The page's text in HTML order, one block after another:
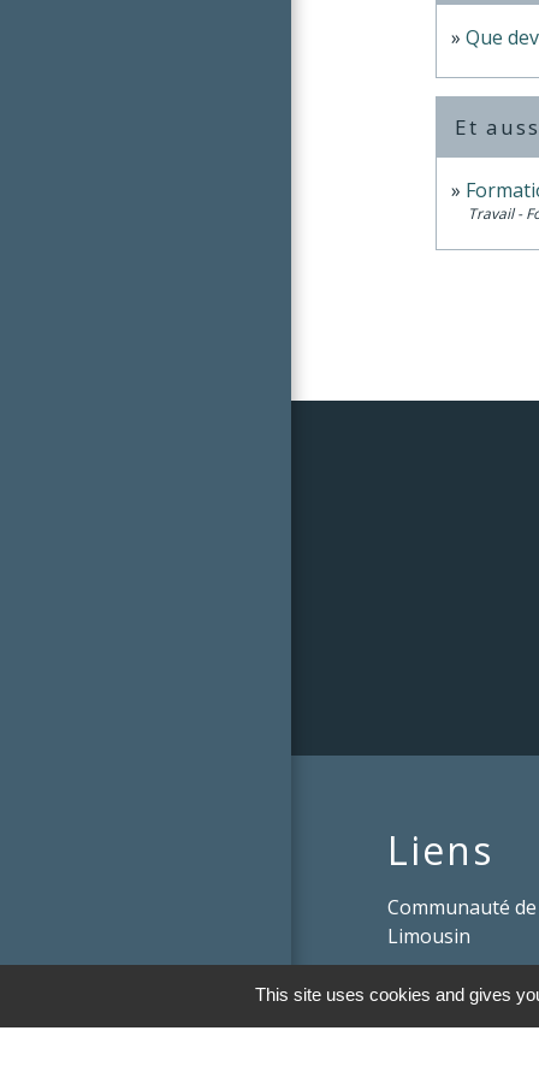
Que
Et
Travail -
Liens
Communauté
Limousin
Le tourisme en
Conservatoire
This site uses cookies and gives